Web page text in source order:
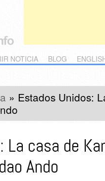
NOTICIA BLOG
» Estados Unidos:
La casa de
Ando